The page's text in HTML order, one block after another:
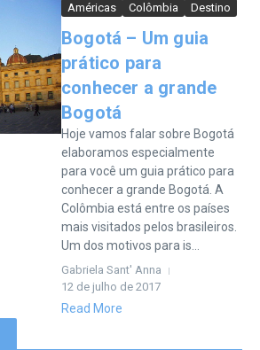
Américas Colômbia Destino
Bogotá – Um guia
prático para
conhecer a grande
Bogotá
Hoje vamos falar sobre Bogotá
elaboramos especialmente
para você um guia prático para
conhecer a grande Bogotá. A
Colômbia está entre os países
mais visitados pelos brasileiros.
Um dos motivos para is...
Gabriela Sant' Anna
12 de julho de 2017
Read More